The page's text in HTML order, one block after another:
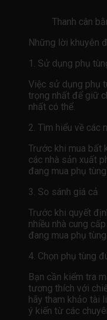
Thanh cân
Những lời khuyên
1. Sử dụng phụ
Việc sử dụng phụ
trọng nhất để giữ
nhất có thể.
2. Tìm hiểu về các
Trước khi mua bất
các nhà sản xuất
đang mua phụ
3. So sánh giá cả
Trước khi quyết
nhiều nhà cung
đang mua phụ
4. Chọn phụ tùng
Bạn cần kiểm tra
tương thích với
hãy tham khảo tài
ý kiến ​​từ các